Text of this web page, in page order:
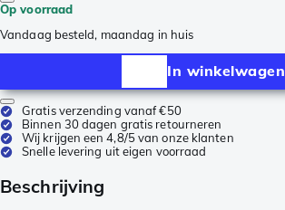
Op voorraad
Vandaag besteld, maandag in huis
In winkelwagen
Gratis verzending vanaf €50
Binnen 30 dagen gratis retourneren
Wij krijgen een 4,8/5 van onze klanten
Snelle levering uit eigen voorraad
Beschrijving